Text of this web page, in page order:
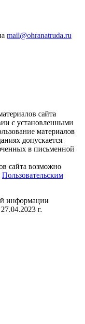
mail@ohranatruda.ru
сайта
с установленными
материалов
допускается
в письменной
сайта возможно
Пользовательским
информации
г.